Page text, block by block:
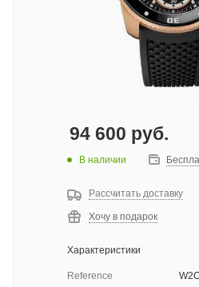
94 600 руб.
В наличии
Рассчитать доставку
Хочу в подарок
Характеристики
Reference